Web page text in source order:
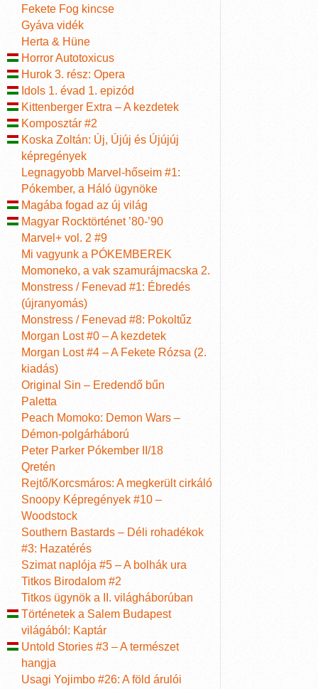
Fekete Fog kincse
Gyáva vidék
Herta & Hüne
Horror Autotoxicus
Hurok 3. rész: Opera
Idols 1. évad 1. epizód
Kittenberger Extra – A kezdetek
Komposztár #2
Koska Zoltán: Új, Újúj és Újújúj
képregények
Legnagyobb Marvel-hőseim #1:
Pókember, a Háló ügynöke
Magába fogad az új világ
Magyar Rocktörténet ’80-’90
Marvel+ vol. 2 #9
Mi vagyunk a PÓKEMBEREK
Momoneko, a vak szamurájmacska 2.
Monstress / Fenevad #1: Ébredés
(újranyomás)
Monstress / Fenevad #8: Pokoltűz
Morgan Lost #0 – A kezdetek
Morgan Lost #4 – A Fekete Rózsa (2.
kiadás)
Original Sin – Eredendő bűn
Paletta
Peach Momoko: Demon Wars –
Démon-polgárháború
Peter Parker Pókember II/18
Qretén
Rejtő/Korcsmáros: A megkerült cirkáló
Snoopy Képregények #10 –
Woodstock
Southern Bastards – Déli rohadékok
#3: Hazatérés
Szimat naplója #5 – A bolhák ura
Titkos Birodalom #2
Titkos ügynök a II. világháborúban
Történetek a Salem Budapest
világából: Kaptár
Untold Stories #3 – A természet
hangja
Usagi Yojimbo #26: A föld árulói